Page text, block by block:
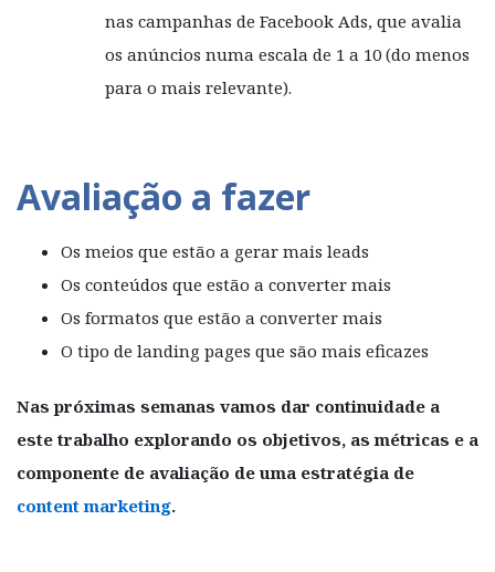
nas campanhas de Facebook Ads, que avalia
os anúncios numa escala de 1 a 10 (do menos
para o mais relevante).
Avaliação a fazer
Os meios que estão a gerar mais leads
Os conteúdos que estão a converter mais
Os formatos que estão a converter mais
O tipo de landing pages que são mais eficazes
Nas próximas semanas vamos dar continuidade a
este trabalho explorando os objetivos, as métricas e a
componente de avaliação de uma estratégia de
content marketing.